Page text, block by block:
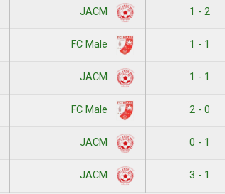
JACM 1 - 2
FC Male 1 - 1
JACM 1 - 1
FC Male 2 - 0
JACM 0 - 1
JACM 3 - 1